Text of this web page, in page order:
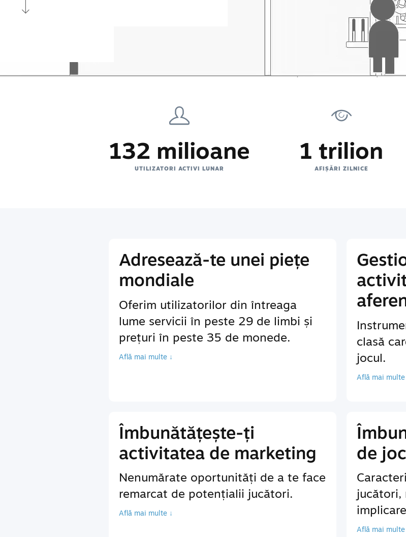
132 milioane
UTILIZATORI ACTIVI LUNAR
1 trilion
AFIȘĂRI ZILNICE
Adresează-te unei piețe
mondiale
Oferim utilizatorilor din întreaga
lume servicii în peste 29 de limbi și
prețuri în peste 35 de monede.
Află mai multe ↓
clasă
jocul.
Află mai multe
Îmbunătățește-ți
activitatea de marketing
Nenumărate oportunități de a te face
remarcat de potențialii jucători.
Află mai multe ↓
de joc
jucători,
Află mai multe